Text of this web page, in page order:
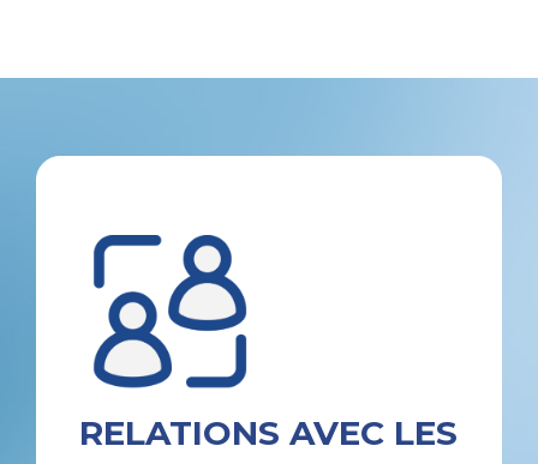
RELATIONS AVEC LES